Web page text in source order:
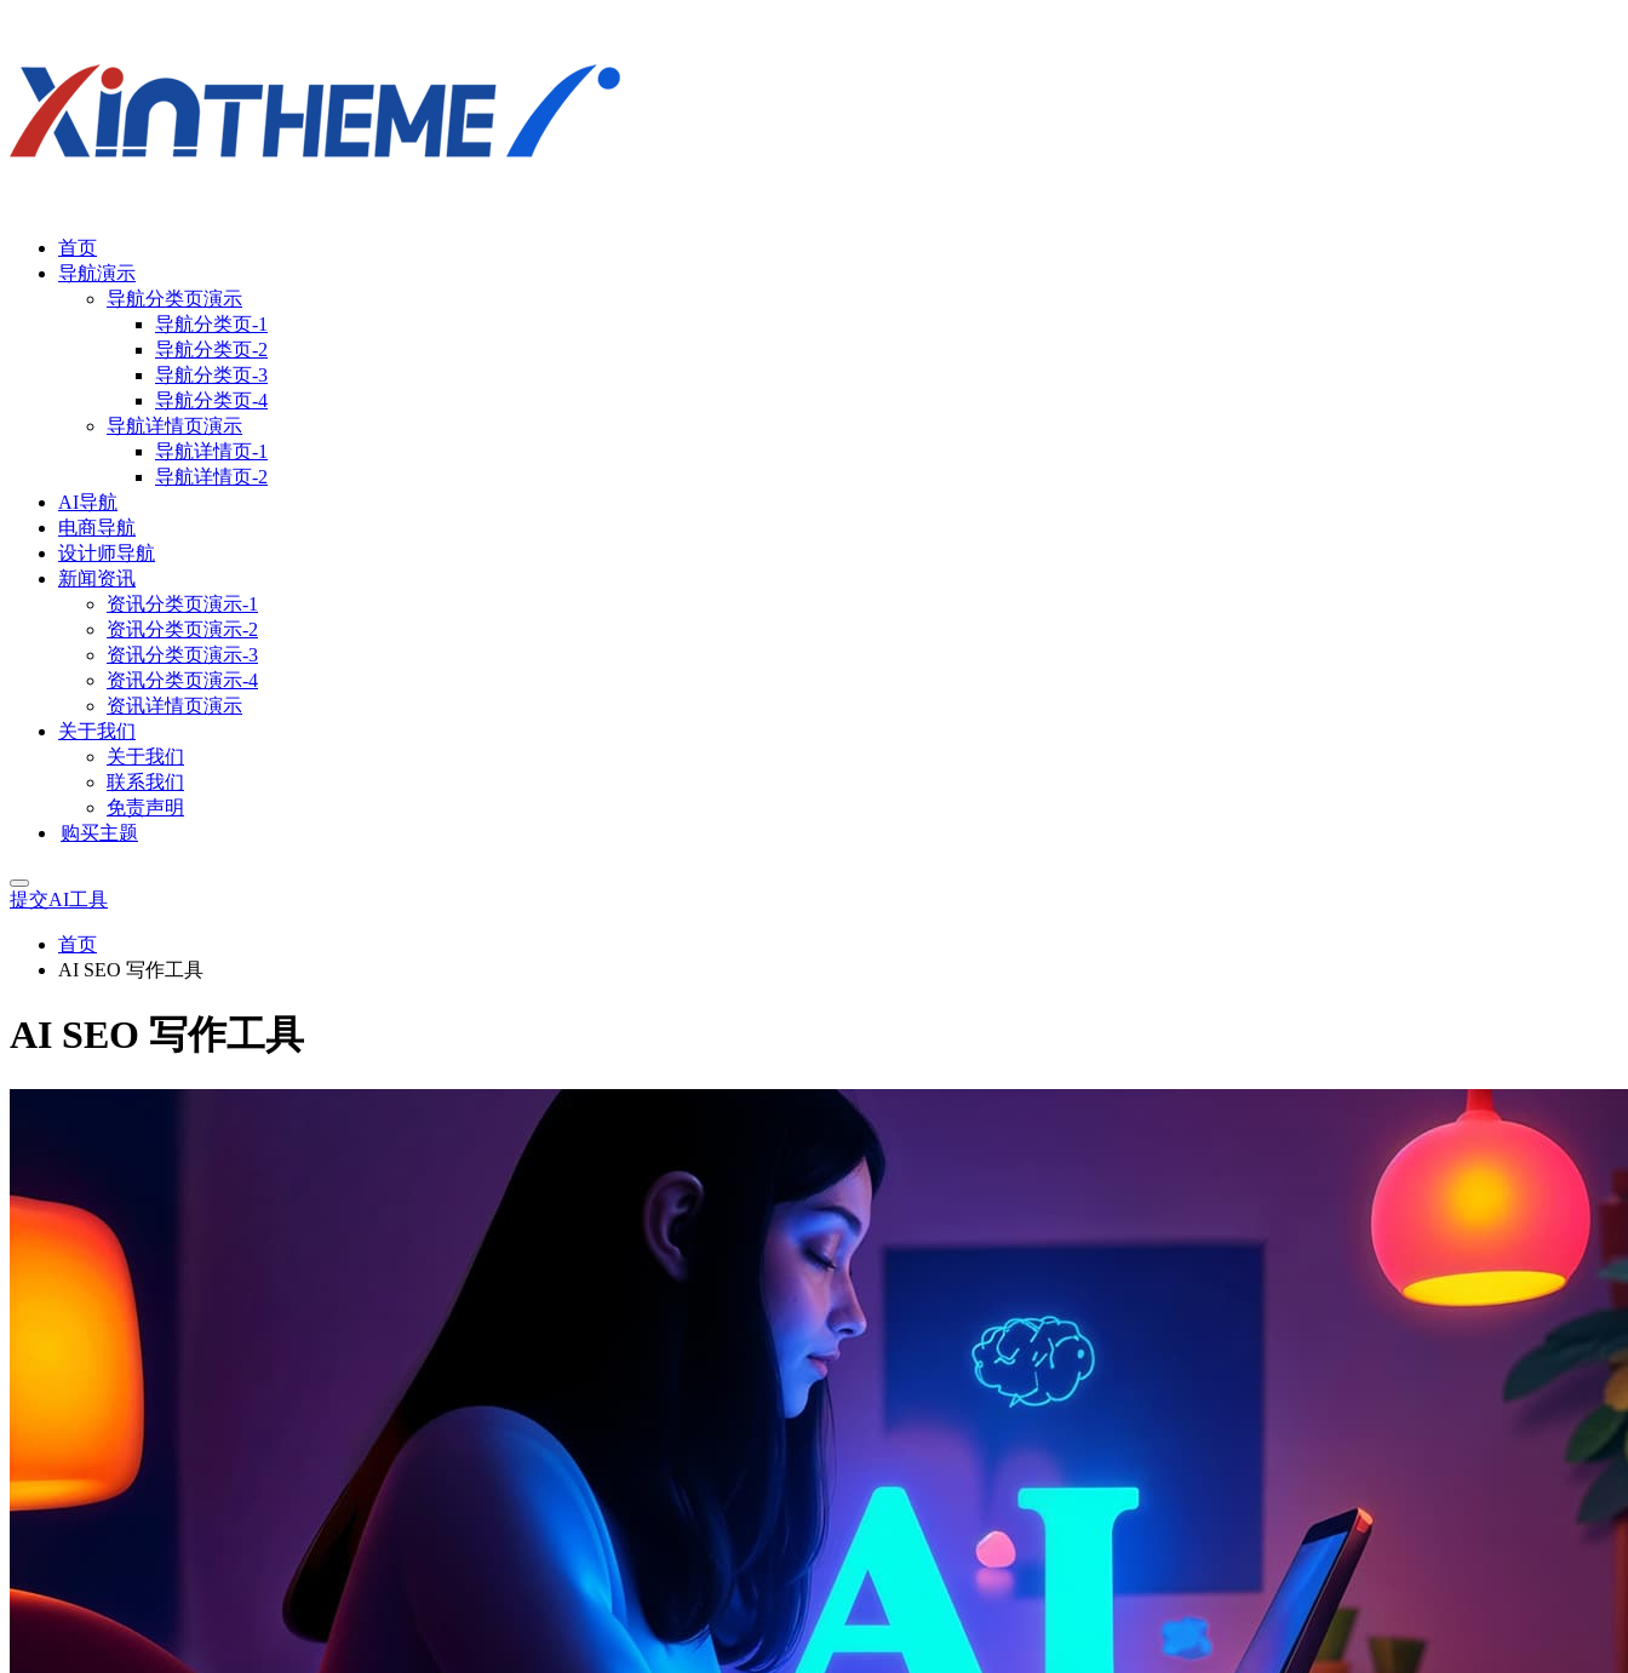
首页
导航演示
导航分类页演示
导航分类页-1
导航分类页-2
导航分类页-3
导航分类页-4
导航详情页演示
导航详情页-1
导航详情页-2
AI导航
电商导航
设计师导航
新闻资讯
资讯分类页演示-1
资讯分类页演示-2
资讯分类页演示-3
资讯分类页演示-4
资讯详情页演示
关于我们
关于我们
联系我们
免责声明
购买主题
提交AI工具
首页
AI SEO 写作工具
AI SEO 写作工具